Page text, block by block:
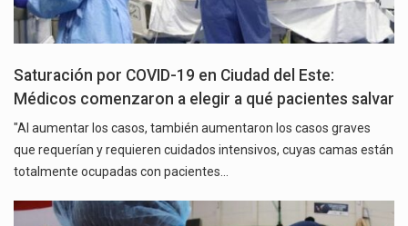
Saturación por COVID-19 en Ciudad del Este:
Médicos comenzaron a elegir a qué pacientes salvar
"Al aumentar los casos, también aumentaron los casos graves
que requerían y requieren cuidados intensivos, cuyas camas están
totalmente ocupadas con pacientes…